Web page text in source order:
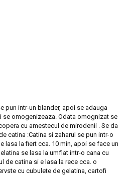
pun intr-un blander, apoi se adauga
se omogenizeaza. Odata omognizat se
cu amestecul de mirodenii . Se da
catina :Catina si zaharul se pun intr-o
lasa la fiert cca. 10 min, apoi se face un
se lasa la umflat intr-o cana cu
de catina si e lasa la rece cca. o
cu cubulete de gelatina, cartofi